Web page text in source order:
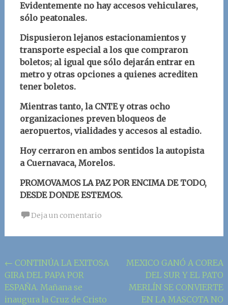
Evidentemente no hay accesos vehiculares,
sólo peatonales.
Dispusieron lejanos estacionamientos y
transporte especial a los que compraron
boletos; al igual que sólo dejarán entrar en
metro y otras opciones a quienes acrediten
tener boletos.
Mientras tanto, la CNTE y otras ocho
organizaciones preven bloqueos de
aeropuertos, vialidades y accesos al estadio.
Hoy cerraron en ambos sentidos la autopista
a Cuernavaca, Morelos.
PROMOVAMOS LA PAZ POR ENCIMA DE TODO,
DESDE DONDE ESTEMOS.
Deja un comentario
Navegación
de
la
← CONTINÚA LA EXITOSA
GIRA DEL PAPA POR
ESPAÑA. Mañana se
inaugura la Cruz de Cristo
MEXICO GANÓ A COREA
DEL SUR Y EL PATO
MERLÍN SE CONVIERTE
EN LA MASCOTA NO